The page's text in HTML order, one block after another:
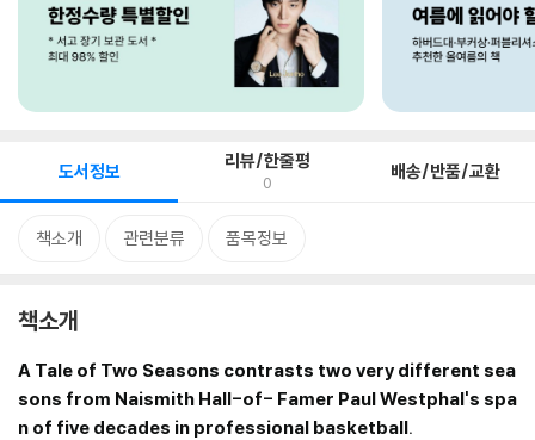
도서정보 리뷰/한줄평
0 배송/반품/교환
책소개 관련분류 품목정보
책소개
A Tale of Two Seasons contrasts two very different sea
sons from Naismith Hall-of- Famer Paul Westphal's spa
n of five decades in professional basketball.